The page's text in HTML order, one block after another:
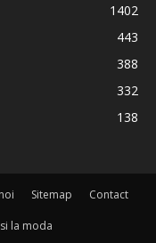
1402
443
388
332
138
Sitemap Contact
la moda